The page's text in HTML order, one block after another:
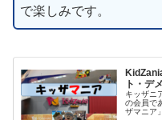
で楽しみです。
ト・デ
キッザニ
の会員で
ザマニア